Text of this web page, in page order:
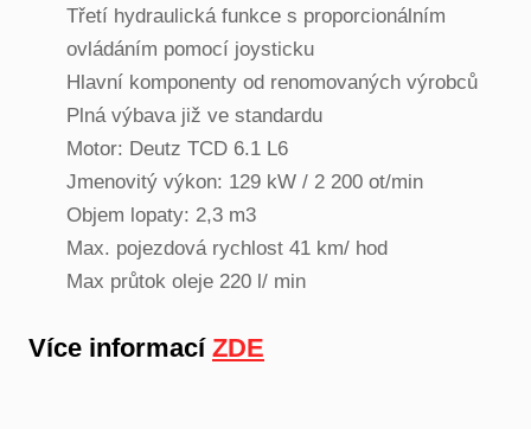
Třetí hydraulická funkce s proporcionálním
ovládáním pomocí joysticku
Hlavní komponenty od renomovaných výrobců
Plná výbava již ve standardu
Motor: Deutz TCD 6.1 L6
Jmenovitý výkon: 129 kW / 2 200 ot/min
Objem lopaty: 2,3 m3
Max. pojezdová rychlost 41 km/ hod
Max průtok oleje 220 l/ min
Více informací ZDE